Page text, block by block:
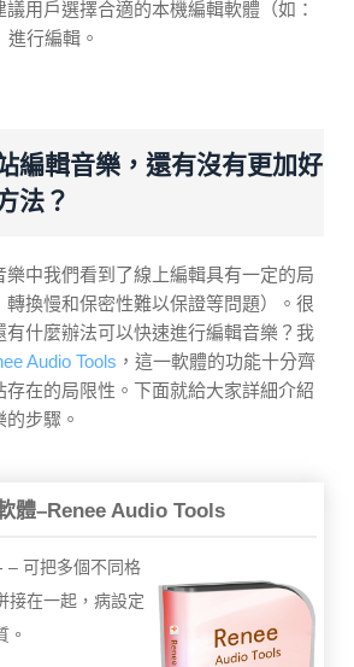
用戶選擇合適的本機編輯軟體（如：
進行編輯。
編輯音樂，還有沒有更加好
法？
中我們看到了線上編輯具有一定的局
轉換慢和保密性難以保證等問題）。很
有什麼辦法可以快速進行編輯音樂？我
Audio Tools ，這一軟體的功能十分齊
在的局限性。下面就給大家詳細介紹
步驟。
體–Renee Audio Tools
– 可把多個不同格
接在一起，病設定
。